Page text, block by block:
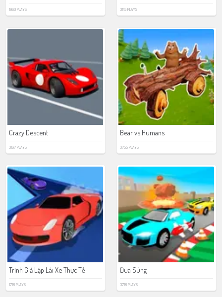
1960 PLAYS 3145 PLAYS
Crazy Descent
3167 PLAYS
Bear vs Humans
3755 PLAYS
Trình Giả Lập Lái Xe Thực Tế
1718 PLAYS
Đua Súng
3718 PLAYS